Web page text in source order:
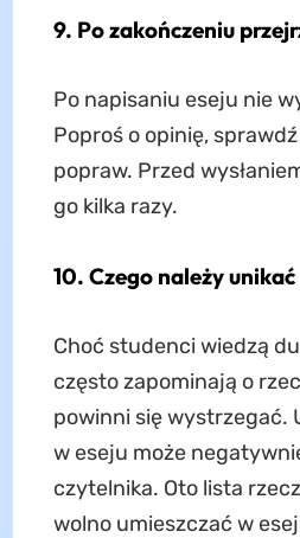
9. Po zakończeniu
Po napisaniu eseju nie
Poproś o opinię,
popraw. Przed
go kilka razy.
10. Czego należy unikać
Choć studenci wiedzą
często zapominają o
powinni się wystrzegać.
w eseju może
czytelnika. Oto lista
wolno umieszczać w